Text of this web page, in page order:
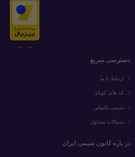
دسترسی سریع
ارتباط با ما
کد های کوتاه
شیمی تکمیلی
سوالات متداول
در باره کانون شیمی ایران